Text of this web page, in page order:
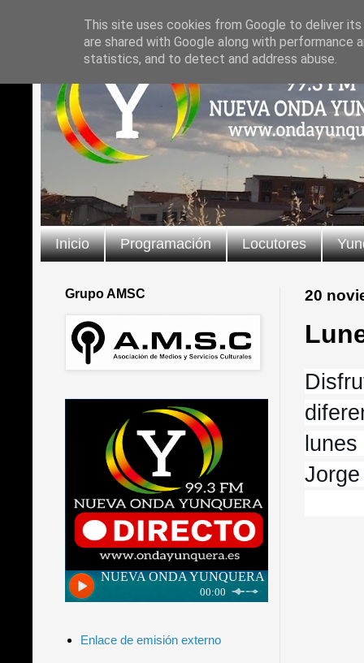
Inicio Programación Locutores
20
Grupo AMSC
Enlace de emisión externo
This site uses cookies from Google to deliver
are shared with Google along with
statistics, and to detect and address abuse.